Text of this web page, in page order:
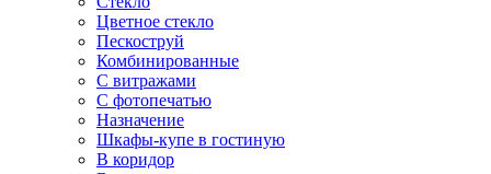
Цветное стекло
Пескоструй
Комбинированные
С витражами
С фотопечатью
Назначение
Шкафы-купе в гостиную
В коридор